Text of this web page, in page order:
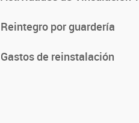
Reintegro por guardería
Gastos de reinstalación